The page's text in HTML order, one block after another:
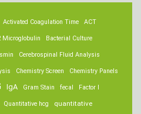
ACT
Activated Coagulation Time
Bacterial Culture
Microglobulin
Cerebrospinal Fluid Analysis
Chemistry Panels
Chemistry Screen
Factor I
fecal
Gram Stain
IgA
quantitative
Quantitative hcg